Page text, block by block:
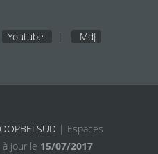
Youtube | MdJ
| Espaces
à jour le 15/07/2017